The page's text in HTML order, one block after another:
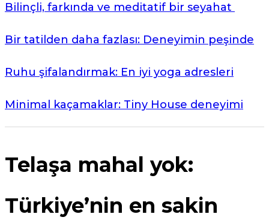
Bilinçli, farkında ve meditatif bir seyahat
Bir tatilden daha fazlası: Deneyimin peşinde
Ruhu şifalandırmak: En iyi yoga adresleri
Minimal kaçamaklar: Tiny House deneyimi
Telaşa mahal yok:
Türkiye’nin en sakin